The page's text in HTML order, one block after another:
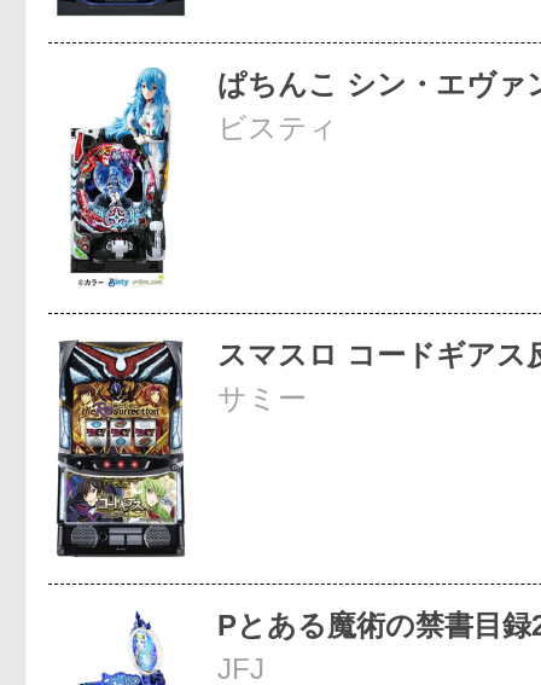
ぱちんこ シン・エヴ
ビスティ
スマスロ コードギア
サミー
Pとある魔術の禁書目録
JFJ